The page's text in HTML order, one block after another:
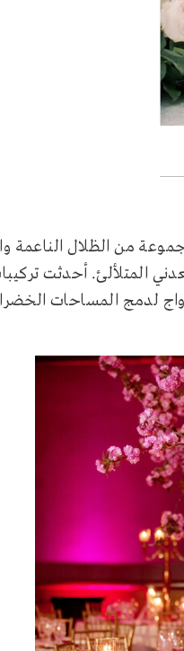
من الظلال الناعمة
المتلألئ. أحدثت
2024، مع إتاحة الفرصة للأزواج لدمج